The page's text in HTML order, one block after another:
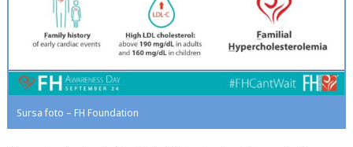
Sursa foto – FH Foundation